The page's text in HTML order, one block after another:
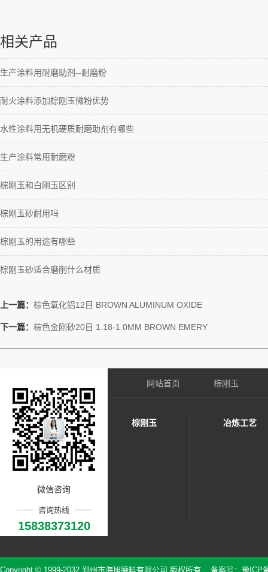
相关产品
生产涂料用耐磨助剂--耐磨粉
耐火涂料添加棕刚玉微粉优势
水性涂料用无机硬质耐磨助剂有哪些
生产涂料常用耐磨粉
棕刚玉和白刚玉区别
棕刚玉砂耐用吗
棕刚玉的用途有哪些
棕刚玉砂适合磨削什么材质
上一篇： 棕色氧化铝12目 BROWN ALUMINUM OXIDE
下一篇： 棕色金刚砂20目 1.18-1.0MM BROWN EMERY
微信咨询
咨询热线
15838373120
网站首页 棕刚玉
棕刚玉 冶炼工艺
Copyright © 1999-2032 郑州市海旭磨料有限公司 版权所有 备案号： 豫ICP